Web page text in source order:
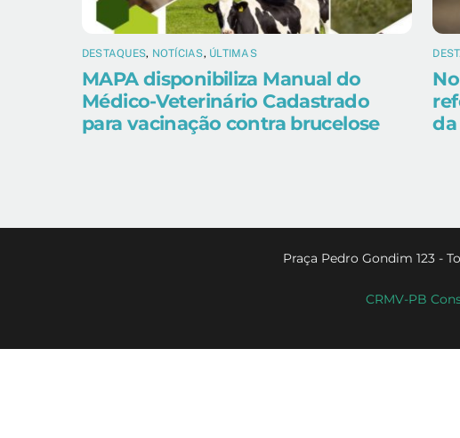
DESTAQUES, NOTÍCIAS, ÚLTIMAS
MAPA disponibiliza Manual do
Médico-Veterinário Cadastrado
para vacinação contra brucelose
da
Praça Pedro Gondim 123 -
CRMV-PB